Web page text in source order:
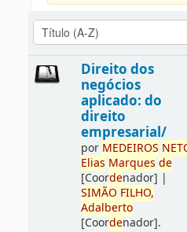
Direito dos
negócios
aplicado: do
direito
empresarial/
por MEDEIROS
Elias Marques de
[Coordenador] |
SIMÃO FILHO,
Adalberto
[Coordenador].